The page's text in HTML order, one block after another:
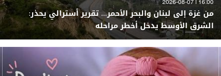
16:00 | 2026-08-07
من غزة إلى لبنان والبحر الأحمر... تقرير أسترالي يحذر:
الشرق الأوسط يدخل أخطر مراحله